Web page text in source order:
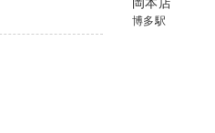
博多駅